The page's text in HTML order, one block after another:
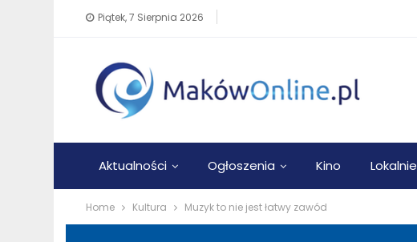
Piątek, 7 Sierpnia 2026
Aktualności Ogłoszenia Kino Lokalnie
Home Kultura Muzyk to nie jest łatwy zawód